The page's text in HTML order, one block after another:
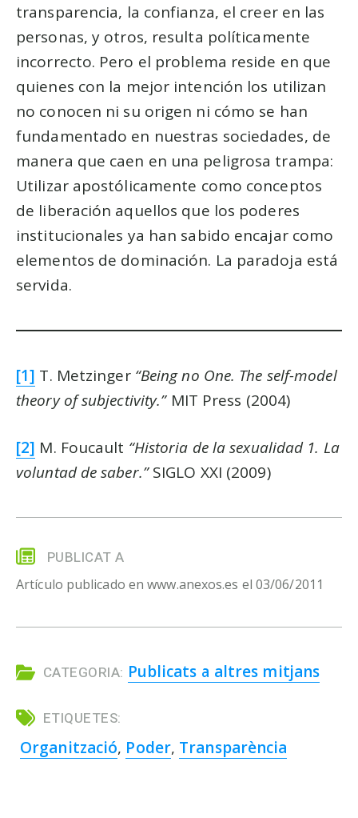
transparencia, la confianza, el creer en las
personas, y otros, resulta políticamente
incorrecto. Pero el problema reside en que
quienes con la mejor intención los utilizan
no conocen ni su origen ni cómo se han
fundamentado en nuestras sociedades, de
manera que caen en una peligrosa trampa:
Utilizar apostólicamente como conceptos
de liberación aquellos que los poderes
institucionales ya han sabido encajar como
elementos de dominación. La paradoja está
servida.
[1] T. Metzinger “Being no One. The self-model
theory of subjectivity.”MIT Press (2004)
[2] M. Foucault “Historia de la sexualidad 1. La
voluntad de saber.”SIGLO XXI (2009)
PUBLICAT A
Artículo publicado en www.anexos.es el 03/06/2011
CATEGORIA: Publicats a altres mitjans
ETIQUETES:
Organització, Poder, Transparència